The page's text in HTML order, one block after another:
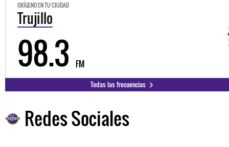
OXÍGENO EN TU CIUDAD
Trujillo
98.3 FM
Todas las frecuencias
Redes Sociales